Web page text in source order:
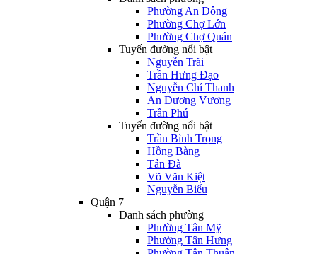
Phường An Đông
Phường Chợ Lớn
Phường Chợ Quán
Tuyến đường nổi bật
Nguyễn Trãi
Trần Hưng Đạo
Nguyễn Chí Thanh
An Dương Vương
Trần Phú
Tuyến đường nổi bật
Trần Bình Trọng
Hồng Bàng
Tản Đà
Võ Văn Kiệt
Nguyễn Biểu
Quận 7
Danh sách phường
Phường Tân Mỹ
Phường Tân Hưng